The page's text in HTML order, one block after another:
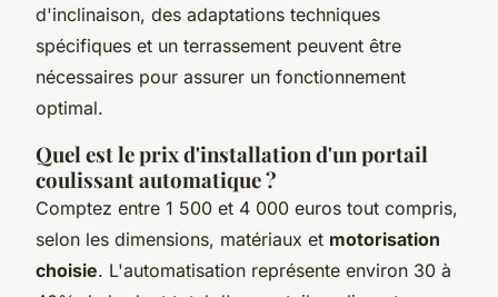
d'inclinaison, des adaptations techniques
spécifiques et un terrassement peuvent être
nécessaires pour assurer un fonctionnement
optimal.
Quel est le prix d'installation d'un portail
coulissant automatique ?
Comptez entre 1 500 et 4 000 euros tout compris,
selon les dimensions, matériaux et motorisation
choisie. L'automatisation représente environ 30 à